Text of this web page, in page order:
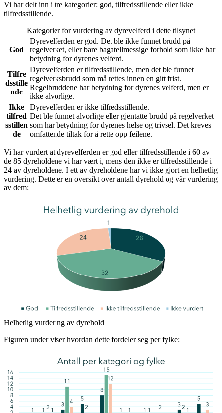
Vi har delt inn i tre kategorier: god, tilfredsstillende eller ikke
tilfredsstillende.
Kategorier for vurdering av dyrevelferd i dette tilsynet
God
Dyrevelferden er god. Det ble ikke funnet brudd på
regelverket, eller bare bagatellmessige forhold som ikke har
betydning for dyrenes velferd.
Tilfre
dsstille
nde
Dyrevelferden er tilfredsstillende, men det ble funnet
regelverksbrudd som må rettes innen en gitt frist.
Regelbruddene har betydning for dyrenes velferd, men er
ikke alvorlige.
Ikke
tilfred
sstillen
de
Dyrevelferden er ikke tilfredsstillende.
Det ble funnet alvorlige eller gjentatte brudd på regelverket
som har betydning for dyrenes helse og trivsel. Det kreves
omfattende tiltak for å rette opp feilene.
Vi har vurdert at dyrevelferden er god eller tilfredsstillende i 60 av
de 85 dyreholdene vi har vært i, mens den ikke er tilfredsstillende i
24 av dyreholdene. I ett av dyreholdene har vi ikke gjort en helhetlig
vurdering. Dette er en oversikt over antall dyrehold og vår vurdering
av dem:
Helhetlig vurdering av dyrehold
Figuren under viser hvordan dette fordeler seg per fylke: